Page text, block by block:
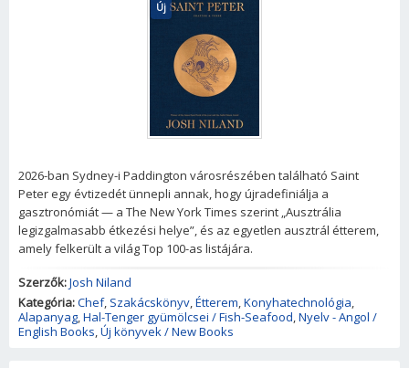
Új
2026-ban Sydney-i Paddington városrészében található Saint
Peter egy évtizedét ünnepli annak, hogy újradefiniálja a
gasztronómiát — a The New York Times szerint „Ausztrália
legizgalmasabb étkezési helye”, és az egyetlen ausztrál étterem,
amely felkerült a világ Top 100-as listájára.
Szerzők:Josh Niland
Kategória:Chef, Szakácskönyv,Étterem,Konyhatechnológia,
Alapanyag,Hal-Tenger gyümölcsei / Fish-Seafood,Nyelv - Angol /
English Books,Új könyvek / New Books